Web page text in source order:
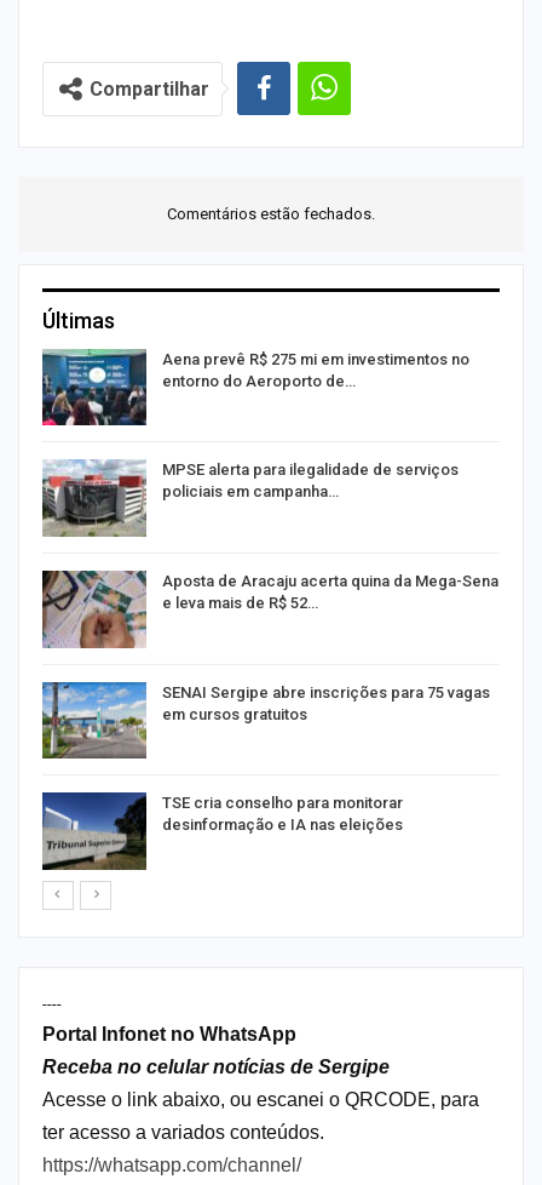
Compartilhar
Comentários estão fechados.
Últimas
Aena prevê R$ 275 mi em investimentos no
entorno do Aeroporto de…
MPSE alerta para ilegalidade de serviços
policiais em campanha…
Aposta de Aracaju acerta quina da Mega-Sena
e leva mais de R$ 52…
SENAI Sergipe abre inscrições para 75 vagas
em cursos gratuitos
TSE cria conselho para monitorar
desinformação e IA nas eleições
----
Portal Infonet no WhatsApp
Receba no celular notícias de Sergipe
Acesse o link abaixo, ou escanei o QRCODE, para
ter acesso a variados conteúdos.
https://whatsapp.com/channel/